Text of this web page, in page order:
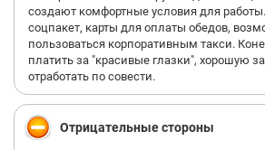
создают комфортные условия для
соцпакет, карты для оплаты обедов,
пользоваться корпоративным такси.
платить за "красивые глазки", хорошую
отработать по совести.
Отрицательные стороны